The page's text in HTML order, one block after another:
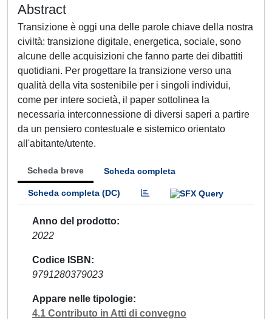
Abstract
Transizione è oggi una delle parole chiave della nostra
civiltà: transizione digitale, energetica, sociale, sono
alcune delle acquisizioni che fanno parte dei dibattiti
quotidiani. Per progettare la transizione verso una
qualità della vita sostenibile per i singoli individui,
come per intere società, il paper sottolinea la
necessaria interconnessione di diversi saperi a partire
da un pensiero contestuale e sistemico orientato
all'abitante/utente.
Scheda breve Scheda completa
Scheda completa (DC)
Anno del prodotto
2022
Codice ISBN
9791280379023
Appare nelle tipologie
4.1 Contributo in Atti di convegno